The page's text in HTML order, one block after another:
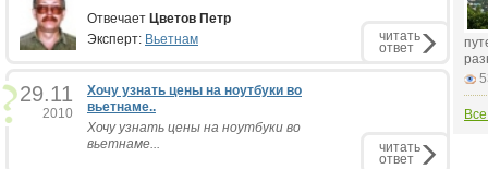
Отвечает Цветов Петр
Эксперт: Вьетнам читать
ответ
29.11
2010
Хочу узнать цены на ноутбуки во
вьетнаме..
Хочу узнать цены на ноутбуки во
вьетнаме...
читать
ответ